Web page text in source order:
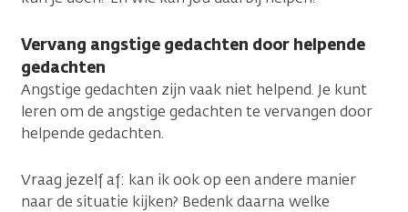
Vervang angstige gedachten door helpende
gedachten
Angstige gedachten zijn vaak niet helpend. Je kunt
leren om de angstige gedachten te vervangen door
helpende gedachten.
Vraag jezelf af: kan ik ook op een andere manier
naar de situatie kijken? Bedenk daarna welke